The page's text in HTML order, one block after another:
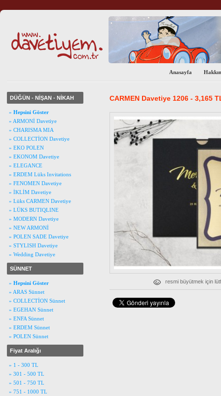
Anasayfa
DÜĞÜN - NİŞAN - NİKAH
» Hepsini Göster
» ARMONİ Davetiye
» CHARISMA MIA
» COLLECTİON Davetiye
» EKO POLEN
» EKONOM Davetiye
» ELEGANCE
» ERDEM Lüks Invitations
» FENOMEN Davetiye
» İKLİM Davetiye
» Lüks CARMEN Davetiye
» LÜKS BUTIQLINE
» MODERN Davetiye
» NEW ARMONİ
» POLEN SADE Davetiye
» STYLISH Davetiye
» Wedding Davetiye
SÜNNET
» Hepsini Göster
» ARAS Sünnet
» COLLECTİON Sünnet
» EGEHAN Sünnet
» ENFA Sünnet
» ERDEM Sünnet
» POLEN Sünnet
Fiyat Aralığı
» 1 - 300 TL
» 301 - 500 TL
» 501 - 750 TL
» 751 - 1000 TL
CARMEN Davetiye 1206 - 3,165
resmi büyütmek için